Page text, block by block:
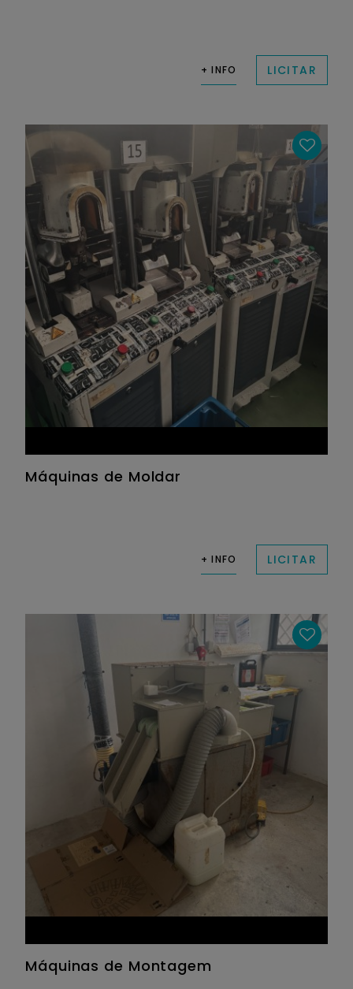
+ INFO LICITAR
Máquinas de Moldar
+ INFO LICITAR
Máquinas de Montagem